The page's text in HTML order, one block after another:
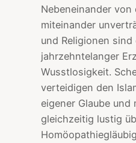
Nebeneinander von
miteinander
und Religionen sind
jahrzehntelanger
Wusstlosigkeit.
verteidigen den
eigener Glaube und
gleichzeitig lustig